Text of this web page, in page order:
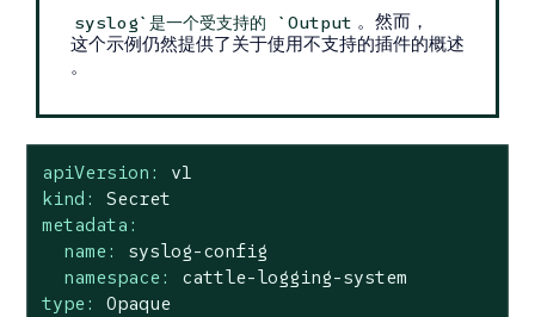
syslog`是一个受支持的 `Output 。然而，
这个示例仍然提供了关于使用不支持的插件的概述
。
apiVersion:
v1
kind:
Secret
metadata:
name:
syslog-config
namespace:
cattle-logging-system
type:
Opaque